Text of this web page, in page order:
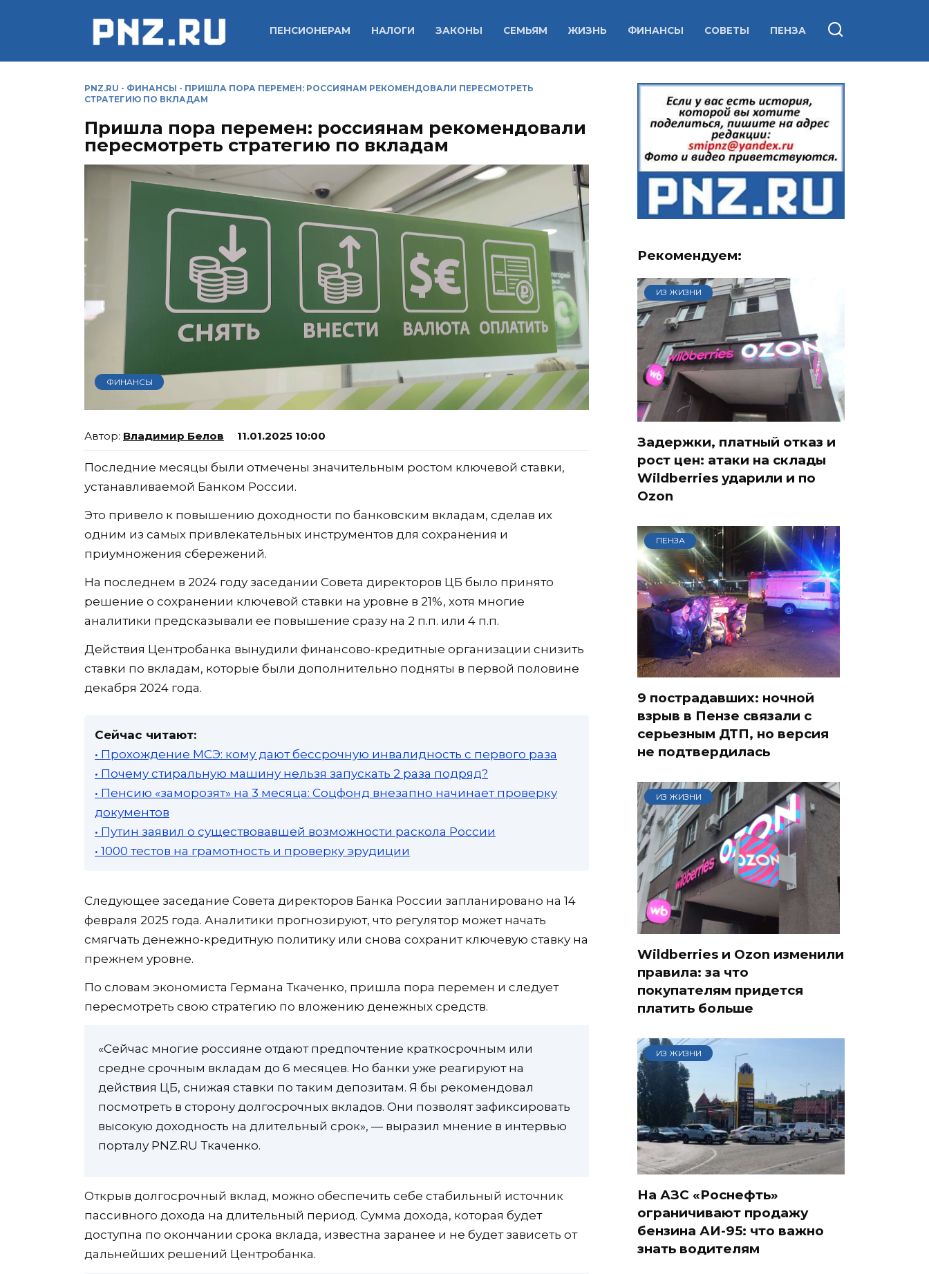
ПЕНСИОНЕРАМ НАЛОГИ ЗАКОНЫ СЕМЬЯМ ЖИЗНЬ ФИНАНСЫ СОВЕТЫ ПЕНЗА
PNZ.RU - ФИНАНСЫ - ПРИШЛА ПОРА ПЕРЕМЕН: РОССИЯНАМ РЕКОМЕНДОВАЛИ ПЕРЕСМОТРЕТЬ
СТРАТЕГИЮ ПО ВКЛАДАМ
Пришла пора перемен: россиянам рекомендовали
пересмотреть стратегию по вкладам
ФИНАНСЫ
Владимир Белов 11.01.2025 10:00
Последние месяцы были отмечены значительным ростом ключевой ставки,
устанавливаемой Банком России.
Это привело к повышению доходности по банковским вкладам, сделав их
одним из самых привлекательных инструментов для сохранения и
приумножения сбережений.
На последнем в 2024 году заседании Совета директоров ЦБ было принято
решение о сохранении ключевой ставки на уровне в 21%, хотя многие
аналитики предсказывали ее повышение сразу на 2 п.п. или 4 п.п.
Действия Центробанка вынудили финансово-кредитные организации снизить
ставки по вкладам, которые были дополнительно подняты в первой половине
декабря 2024 года.
Сейчас читают:
• Прохождение МСЭ: кому дают бессрочную инвалидность с первого раза
• Почему стиральную машину нельзя запускать 2 раза подряд?
• Пенсию «заморозят» на 3 месяца: Соцфонд внезапно начинает проверку
документов
• Путин заявил о существовавшей возможности раскола России
• 1000 тестов на грамотность и проверку эрудиции
Следующее заседание Совета директоров Банка России запланировано на 14
февраля 2025 года. Аналитики прогнозируют, что регулятор может начать
смягчать денежно-кредитную политику или снова сохранит ключевую ставку на
прежнем уровне.
По словам экономиста Германа Ткаченко, пришла пора перемен и следует
пересмотреть свою стратегию по вложению денежных средств.
«Сейчас многие россияне отдают предпочтение краткосрочным или
средне срочным вкладам до 6 месяцев. Но банки уже реагируют на
действия ЦБ, снижая ставки по таким депозитам. Я бы рекомендовал
посмотреть в сторону долгосрочных вкладов. Они позволят зафиксировать
высокую доходность на длительный срок», — выразил мнение в интервью
порталу PNZ.RU Ткаченко.
Открыв долгосрочный вклад, можно обеспечить себе стабильный источник
пассивного дохода на длительный период. Сумма дохода, которая будет
доступна по окончании срока вклада, известна заранее и не будет зависеть от
дальнейших решений Центробанка.
Рекомендуем:
ИЗ ЖИЗНИ
Задержки, платный отказ и
рост цен: атаки на склады
Wildberries ударили и по
Ozon
ПЕНЗА
9 пострадавших: ночной
взрыв в Пензе связали с
серьезным ДТП, но версия
не подтвердилась
ИЗ ЖИЗНИ
Wildberries и Ozon изменили
правила: за что
покупателям придется
платить больше
ИЗ ЖИЗНИ
На АЗС «Роснефть»
ограничивают продажу
бензина АИ-95: что важно
знать водителям